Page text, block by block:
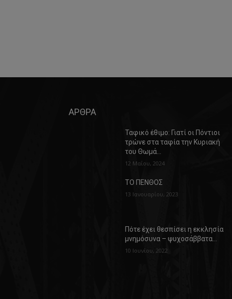
ΑΡΘΡΑ
Ταφικό έθιμο: Γιατί οι Πόντιοι
τρώνε στα ταφία την Κυριακή
του Θωμά…
12 Μαΐου, 2024
ΤΟ ΠΕΝΘΟΣ
13 Ιανουαρίου, 2023
Πότε έχει θεσπίσει η εκκλησία
μνημόσυνα – ψυχοσάββατα…
10 Ιουνίου, 2022